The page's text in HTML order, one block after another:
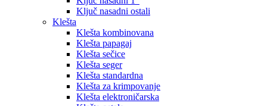
Ključ nasadni ostali
Klešta
Klešta kombinovana
Klešta papagaj
Klešta sečice
Klešta seger
Klešta standardna
Klešta za krimpovanje
Klešta elektroničarska